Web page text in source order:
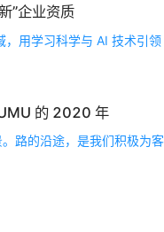
”企业资质
，用学习科学与 AI 技术引领
的 2020 年
路的沿途，是我们积极为客